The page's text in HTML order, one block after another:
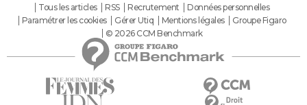
Tous les articles
RSS Recrutement
Données personnelles
Paramétrer les cookies
Gérer Utiq Mentions légales
Groupe Figaro
© 2026 CCM Benchmark